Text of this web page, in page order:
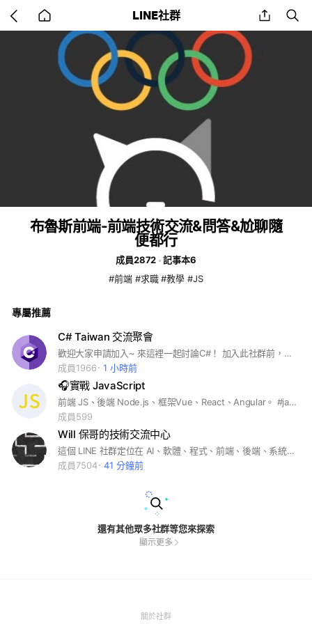
back
to
home
LINE社群 share
布魯斯前端-前端技術交流&問答&尬聊隨
便都行
成員2872
記事本6
#前端 #求職 #教學 #JS
專屬推薦
C# Taiwan 交流聚會
歡迎大家申請加入~ 來這裡一起討論C#！ 加入此社群前，記得詳閱版規喲~ 若違反社群規定之人， 管理員有權利視情況， 調整規定進行特別處置！ 請務必遵守社群基本規定， 這樣才能讓這個社群有更好的聊天環境喲！ 如有問題歡迎直接@管理員， 將會為您協助。 •C# •程式設計 •學習
成員1966
1 小時前
🎧實戰 JavaScript
前端 JS、後端 Node.js、框架Vue、React、Angular。 #javascript#python#php#java#c++#mysql#html#css#資料庫#勒索病毒#前端#後端#hr#人資#轉職#面試#薪資#跳槽
成員599
Will 保哥的技術交流中心
這個 LINE 社群定位在 AI、軟體、程式、前端、後端、系統、網路、Docker、Kubernetes 等各式技術交流為主，任何其他非技術的主題（如政治、直銷、早安、晚安、... ）請盡量不要在這邊討論。
成員7504
41 分鐘前
還有其他眾多社群等您來探索
顯示更多
關於社群(Open